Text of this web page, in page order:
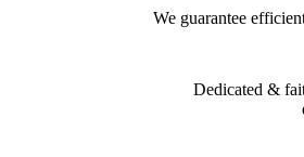
We guarantee
Dedicated &